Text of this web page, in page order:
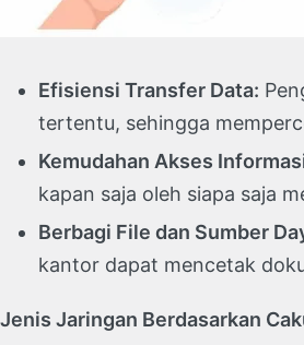
Efisiensi Transfer Data:
tertentu, sehingga
Kemudahan Akses
kapan saja oleh siapa saja
Berbagi File dan Sumber
kantor dapat mencetak
Jenis Jaringan Berdasarkan